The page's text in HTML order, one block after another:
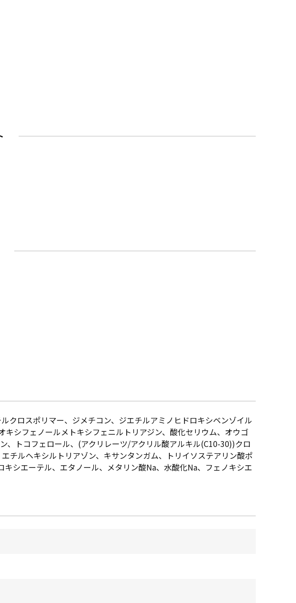
クロスポリマー、ジメチコン、ジエチルアミノヒドロキシベンゾイル
シフェノールメトキシフェニルトリアジン、酸化セリウム、オウゴ
、トコフェロール、(アクリレーツ/アクリル酸アルキル(C10-30))クロ
チルヘキシルトリアゾン、キサンタンガム、トリイソステアリン酸ポ
シエーテル、エタノール、メタリン酸Na、水酸化Na、フェノキシエ